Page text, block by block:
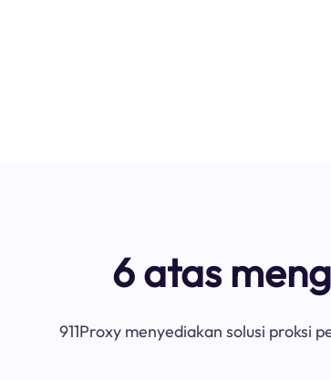
6 atas
911Proxy menyediakan solusi proksi